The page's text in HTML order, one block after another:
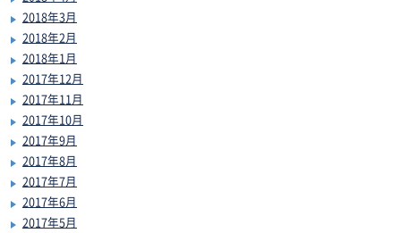
2018年3月
2018年2月
2018年1月
2017年12月
2017年11月
2017年10月
2017年9月
2017年8月
2017年7月
2017年6月
2017年5月